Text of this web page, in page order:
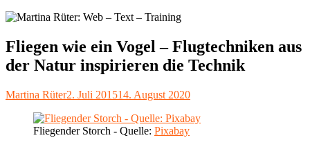
Fliegen wie ein Vogel – Flugtechniken aus
der Natur inspirieren die Technik
Autor
Martina RüterVeröffentlicht
2. Juli 201514. August 2020
Fliegender Storch - Quelle: Pixabay